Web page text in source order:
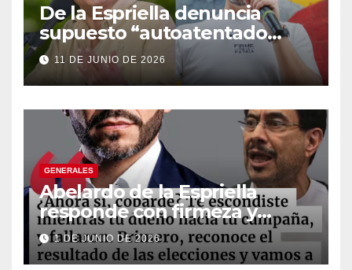
De la Espriella denuncia
supuesto “autoatentado
legislativo” tras decisión de
suspender provisionalmente
a Petro
11 DE JUNIO DE 2026
GENERALES
Abelardo de la Espriella
responde con firmeza y
fortalece su imagen de
liderazgo ante la controversia
1 DE JUNIO DE 2026